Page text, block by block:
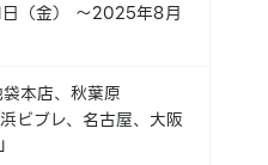
（金） ～2025年8月
本店、秋葉原
ビブレ、名古屋、大阪